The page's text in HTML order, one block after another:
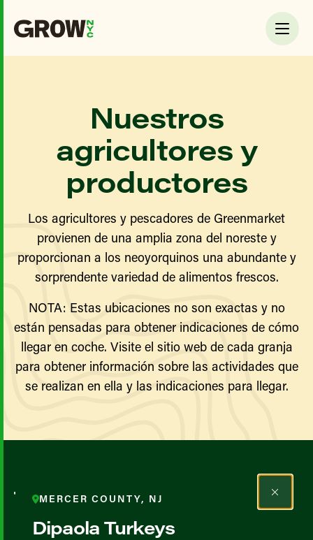
Nuestros
agricultores y
productores
Los agricultores y pescadores de Greenmarket
provienen de una amplia zona del noreste y
proporcionan a los neoyorquinos una abundante y
sorprendente variedad de alimentos frescos.
NOTA: Estas ubicaciones no son exactas y no
están pensadas para obtener indicaciones de cómo
llegar en coche. Visite el sitio web de cada granja
para obtener información sobre las actividades que
se realizan en ella y las indicaciones para llegar.
Todos los agricultores y
productores
MERCER COUNTY, NJ
Dipaola Turkeys